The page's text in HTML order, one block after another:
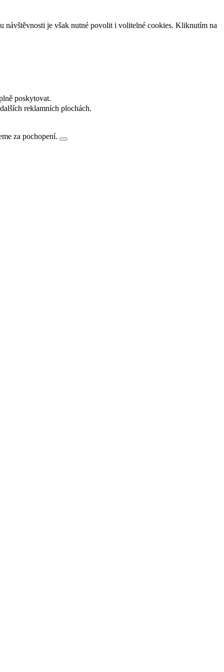
návštěvnosti je však nutné povolit i volitelné cookies. Kliknutím na
poskytovat.
reklamních plochách.
za pochopení.